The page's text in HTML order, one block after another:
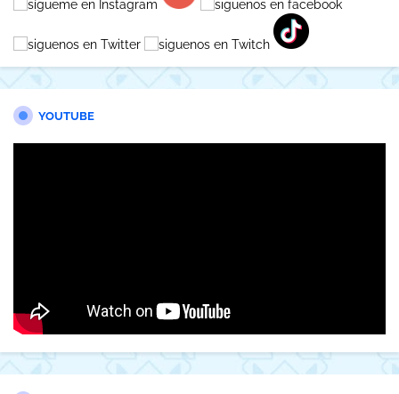
YOUTUBE